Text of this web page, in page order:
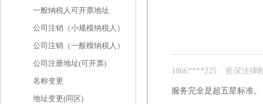
一般纳税人可开票地址
公司注销（小规模纳税人）
公司注销（一般模纳税人）
公司注册地址(可开票)
名称变更
地址变更(同区)
1866****225 资深法律
服务完全是超五星标准。